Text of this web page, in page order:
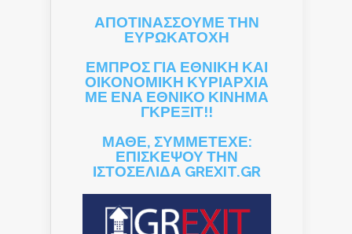
ΑΠΟΤΙΝΑΣΣΟΥΜΕ ΤΗΝ
ΕΥΡΩΚΑΤΟΧΗ
ΕΜΠΡΟΣ ΓΙΑ ΕΘΝΙΚΗ ΚΑΙ
ΟΙΚΟΝΟΜΙΚΗ ΚΥΡΙΑΡΧΙΑ
ΜΕ ΕΝΑ ΕΘΝΙΚΟ ΚΙΝΗΜΑ
ΓΚΡΕΞΙΤ!!
ΜΑΘΕ, ΣΥΜΜΕΤΕΧΕ:
ΕΠΙΣΚΕΨΟΥ ΤΗΝ
ΙΣΤΟΣΕΛΙΔΑ GREXIT.GR